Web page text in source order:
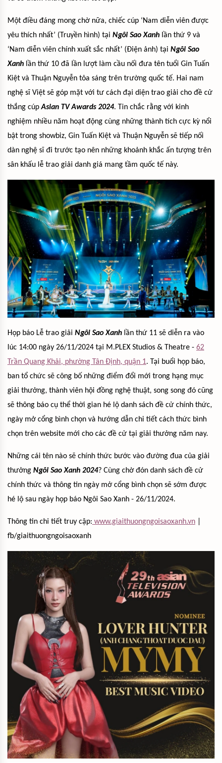
Một điều đáng mong chờ nữa, chiếc cúp ‘Nam diễn viên được
yêu thích nhất’ (Truyền hình) tại Ngôi Sao Xanh lần thứ 9 và
‘Nam diễn viên chính xuất sắc nhất’ (Điện ảnh) tại Ngôi Sao
Xanh lần thứ 10 đã lần lượt làm cầu nối đưa tên tuổi Gin Tuấn
Kiệt và Thuận Nguyễn tỏa sáng trên trường quốc tế. Hai nam
nghệ sĩ Việt sẽ góp mặt với tư cách đại diện trao giải cho đề cử
thắng cúpAsian TV Awards 2024. Tin chắc rằng với kinh
nghiệm nhiều năm hoạt động cùng những thành tích cực kỳ nổi
bật trong showbiz, Gin Tuấn Kiệt và Thuận Nguyễn sẽ tiếp nối
dàn nghệ sĩ đi trước tạo nên những khoảnh khắc ấn tượng trên
sân khấu lễ trao giải danh giá mang tầm quốc tế này.
Họp báo Lễ trao giải Ngôi Sao Xanh lần thứ 11 sẽ diễn ra vào
lúc 14:00 ngày 26/11/2024 tại M.PLEX Studios & Theatre - 62
Trần Quang Khải, phường Tân Định, quận 1. Tại buổi họp báo,
ban tổ chức sẽ công bố những điểm đổi mới trong hạng mục
giải thưởng, thành viên hội đồng nghệ thuật, song song đó cũng
sẽ thông báo cụ thể thời gian hé lộ danh sách đề cử chính thức,
ngày mở cổng bình chọn và hướng dẫn chi tiết cách thức bình
chọn trên website mới cho các đề cử tại giải thưởng năm nay.
Những cái tên nào sẽ chính thức bước vào đường đua của giải
thưởng Ngôi Sao Xanh 2024? Cùng chờ đón danh sách đề cử
chính thức và thông tin ngày mở cổng bình chọn sẽ sớm được
hé lộ sau ngày họp báo Ngôi Sao Xanh - 26/11/2024.
Thông tin chi tiết truy cập: www.giaithuongngoisaoxanh.vn
fb/giaithuongngoisaoxanh